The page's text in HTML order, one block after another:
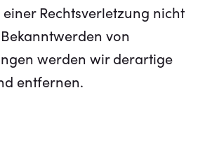
Rechtsverletzung nicht
von
werden wir derartige
entfernen.